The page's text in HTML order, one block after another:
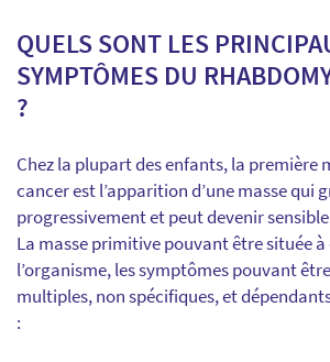
QUELS SONT LES
SYMPTÔMES DU
?
Chez la plupart des enfants, la première
cancer est l’apparition d’une masse qui
progressivement et peut devenir
La masse primitive pouvant être située
l’organisme, les symptômes pouvant
multiples, non spécifiques, et
: